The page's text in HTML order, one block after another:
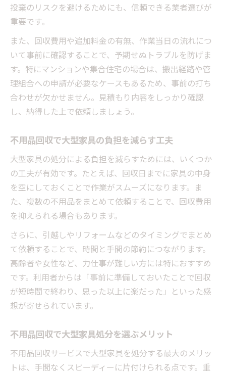
投棄のリスクを避けるためにも、信頼できる業者選びが
重要です。
また、回収費用や追加料金の有無、作業当日の流れにつ
いて事前に確認することで、予期せぬトラブルを防げま
す。特にマンションや集合住宅の場合は、搬出経路や管
理組合への申請が必要なケースもあるため、事前の打ち
合わせが欠かせません。見積もり内容をしっかり確認
し、納得した上で依頼しましょう。
不用品回収で大型家具の負担を減らす工夫
大型家具の処分による負担を減らすためには、いくつか
の工夫が有効です。たとえば、回収日までに家具の中身
を空にしておくことで作業がスムーズになります。ま
た、複数の不用品をまとめて依頼することで、回収費用
を抑えられる場合もあります。
さらに、引越しやリフォームなどのタイミングでまとめ
て依頼することで、時間と手間の節約につながります。
高齢者や女性など、力仕事が難しい方には特におすすめ
です。利用者からは「事前に準備しておいたことで回収
が短時間で終わり、思った以上に楽だった」といった感
想が寄せられています。
不用品回収で大型家具処分を選ぶメリット
不用品回収サービスで大型家具を処分する最大のメリッ
トは、手間なくスピーディーに片付けられる点です。重